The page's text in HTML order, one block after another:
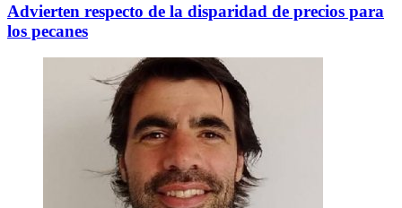
Advierten respecto de la disparidad de precios para
los pecanes